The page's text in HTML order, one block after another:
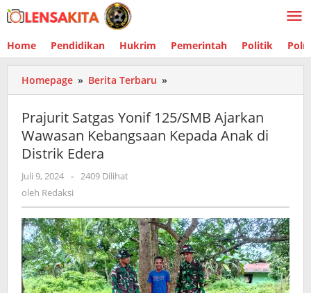
Lewati
ke
Home Pendidikan Hukrim Pemerintah Politik
Homepage » Berita Terbaru »
Satgas
125/SMB
Ajarkan
di
Distrik
Edera
Prajurit Satgas Yonif 125/SMB Ajarkan
Wawasan Kebangsaan Kepada Anak di
Distrik Edera
Juli 9, 2024 oleh
Redaksi
- 2409 Dilihat
oleh Redaksi